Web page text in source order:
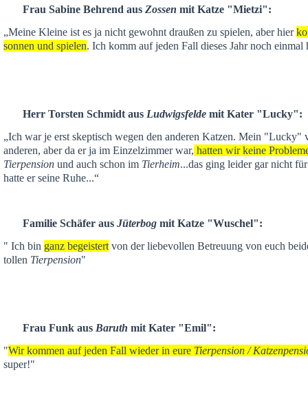
Frau Sabine Behrend aus Zossen mit Katze "Mietzi":
„Meine Kleine ist es ja nicht gewohnt draußen zu spielen, aber hier
sonnen und spielen. Ich komm auf jeden Fall dieses Jahr noch einmal
Herr Torsten Schmidt aus Ludwigsfelde mit Kater "Lucky":
„Ich war je erst skeptisch wegen den anderen Katzen. Mein "Lucky"
anderen, aber da er ja im Einzelzimmer war, hatten wir keine
Tierpension und auch schon im Tierheim...das ging leider gar nicht
hatte er seine Ruhe...“
Familie Schäfer aus Jüterbog mit Katze "Wuschel":
" Ich bin ganz begeistert von der liebevollen Betreuung von euch
tollen Tierpension"
Frau Funk aus Baruth mit Kater "Emil":
"Wir kommen auf jeden Fall wieder in eure Tierpension /
super!"